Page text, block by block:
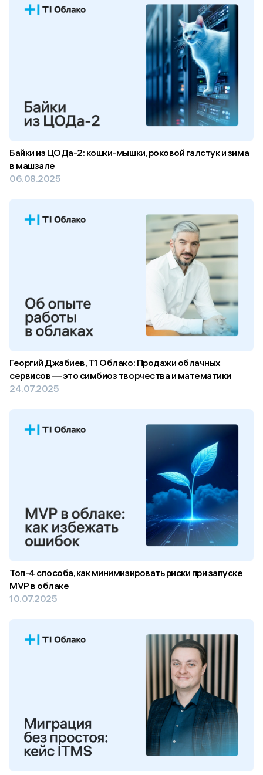
Байки из ЦОДа-2: кошки-мышки, роковой галстук и зима
в машзале
06.08.2025
Георгий Джабиев, Т1 Облако: Продажи облачных
сервисов — это симбиоз творчества и математики
24.07.2025
Топ-4 способа, как минимизировать риски при запуске
MVP в облаке
10.07.2025